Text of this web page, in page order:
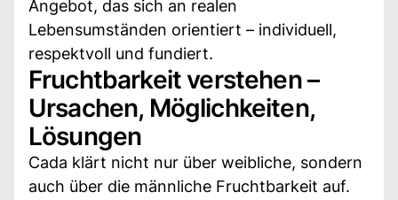
Angebot, das sich an realen
Lebensumständen orientiert – individuell,
respektvoll und fundiert.
Fruchtbarkeit verstehen –
Ursachen, Möglichkeiten,
Lösungen
Cada klärt nicht nur über weibliche, sondern
auch über die männliche Fruchtbarkeit auf.